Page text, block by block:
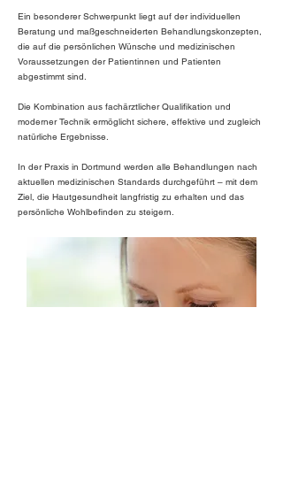
Ein besonderer Schwerpunkt liegt auf der individuellen
Beratung und maßgeschneiderten Behandlungskonzepten,
die auf die persönlichen Wünsche und medizinischen
Voraussetzungen der Patientinnen und Patienten
abgestimmt sind.
Die Kombination aus fachärztlicher Qualifikation und
moderner Technik ermöglicht sichere, effektive und zugleich
natürliche Ergebnisse.
In der Praxis in Dortmund werden alle Behandlungen nach
aktuellen medizinischen Standards durchgeführt – mit dem
Ziel, die Hautgesundheit langfristig zu erhalten und das
persönliche Wohlbefinden zu steigern.